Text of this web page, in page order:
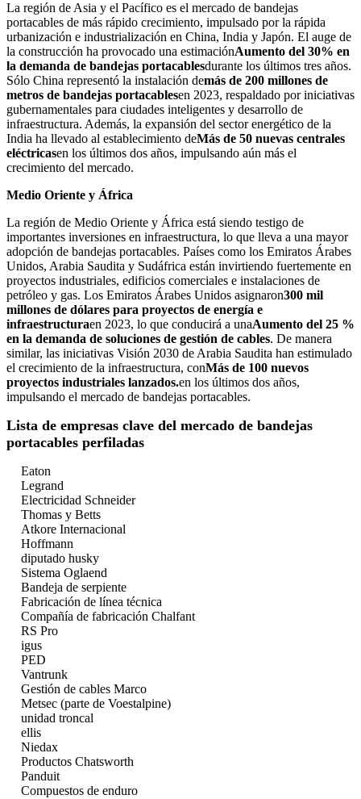
La región de Asia y el Pacífico es el mercado de bandejas
portacables de más rápido crecimiento, impulsado por la rápida
urbanización e industrialización en China, India y Japón. El auge de
la construcción ha provocado una estimaciónAumento del 30% en
la demanda de bandejas portacablesdurante los últimos tres años.
Sólo China representó la instalación demás de 200 millones de
metros de bandejas portacablesen 2023, respaldado por iniciativas
gubernamentales para ciudades inteligentes y desarrollo de
infraestructura. Además, la expansión del sector energético de la
India ha llevado al establecimiento deMás de 50 nuevas centrales
eléctricasen los últimos dos años, impulsando aún más el
crecimiento del mercado.
Medio Oriente y África
La región de Medio Oriente y África está siendo testigo de
importantes inversiones en infraestructura, lo que lleva a una mayor
adopción de bandejas portacables. Países como los Emiratos Árabes
Unidos, Arabia Saudita y Sudáfrica están invirtiendo fuertemente en
proyectos industriales, edificios comerciales e instalaciones de
petróleo y gas. Los Emiratos Árabes Unidos asignaron300 mil
millones de dólares para proyectos de energía e
infraestructuraen 2023, lo que conducirá a unaAumento del 25 %
en la demanda de soluciones de gestión de cables. De manera
similar, las iniciativas Visión 2030 de Arabia Saudita han estimulado
el crecimiento de la infraestructura, conMás de 100 nuevos
proyectos industriales lanzados.en los últimos dos años,
impulsando el mercado de bandejas portacables.
Lista de empresas clave del mercado de bandejas
portacables perfiladas
Eaton
Legrand
Electricidad Schneider
Thomas y Betts
Atkore Internacional
Hoffmann
diputado husky
Sistema Oglaend
Bandeja de serpiente
Fabricación de línea técnica
Compañía de fabricación Chalfant
RS Pro
igus
PED
Vantrunk
Gestión de cables Marco
Metsec (parte de Voestalpine)
unidad troncal
ellis
Niedax
Productos Chatsworth
Panduit
Compuestos de enduro